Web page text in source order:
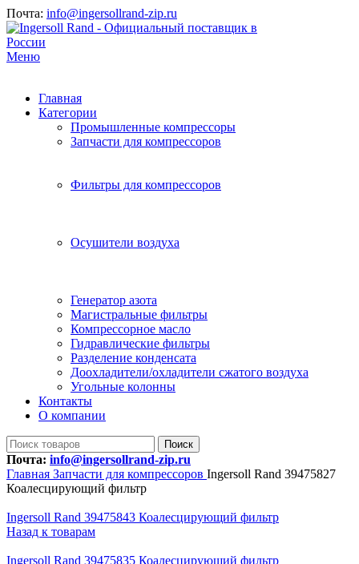
Почта: info@ingersollrand-zip.ru
Меню
Главная
Категории
Промышленные компрессоры
Запчасти для компрессоров
Фильтры для компрессоров
Осушители воздуха
Генератор азота
Магистральные фильтры
Компрессорное масло
Гидравлические фильтры
Разделение конденсата
Доохладители/охладители сжатого воздуха
Угольные колонны
Контакты
О компании
Поиск
Почта: info@ingersollrand-zip.ru
Главная Запчасти для компрессоров Ingersoll Rand 39475827
Коалесцирующий фильтр
Ingersoll Rand 39475843 Коалесцирующий фильтр
Назад к товарам
Ingersoll Rand 39475835 Коалесцирующий фильтр